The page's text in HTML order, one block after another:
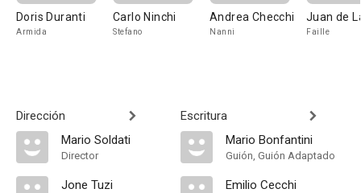
Doris Duranti
Armida
Carlo Ninchi
Stefano
Andrea Checchi
Nanni
Juan de
Faille
Dirección
Mario Soldati
Director
Jone Tuzi
Escritura
Mario Bonfantini
Guión, Guión Adaptado
Emilio Cecchi